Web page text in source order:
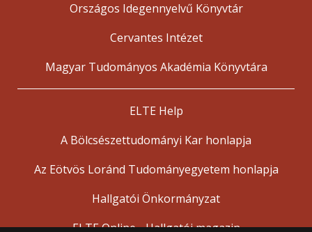
Országos Idegennyelvű Könyvtár
Cervantes Intézet
Magyar Tudományos Akadémia Könyvtára
ELTE Help
A Bölcsészettudományi Kar honlapja
Az Eötvös Loránd Tudományegyetem honlapja
Hallgatói Önkormányzat
ELTE Online - Hallgatói magazin